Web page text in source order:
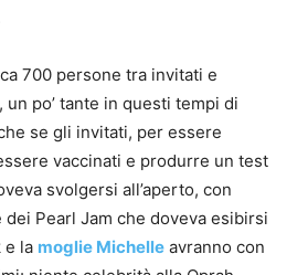
700 persone tra invitati e
po’ tante in questi tempi di
se gli invitati, per essere
vaccinati e produrre un test
svolgersi all’aperto, con
dei Pearl Jam che doveva esibirsi
e la moglie Michelle avranno con